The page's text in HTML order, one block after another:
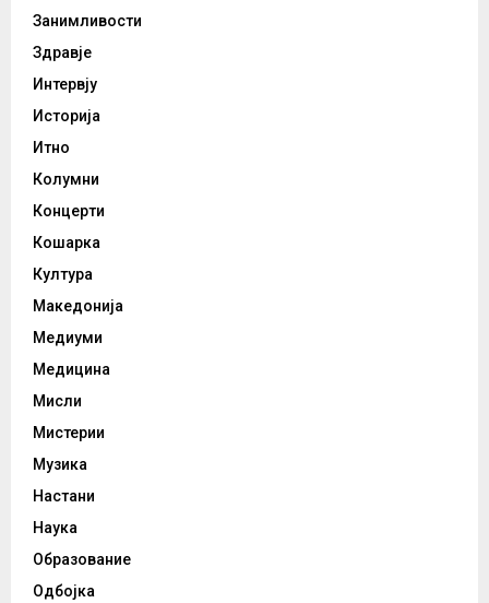
Занимливости
Здравје
Интервју
Историја
Итно
Колумни
Концерти
Кошарка
Култура
Македонија
Медиуми
Медицина
Мисли
Мистерии
Музика
Настани
Наука
Образование
Одбојка